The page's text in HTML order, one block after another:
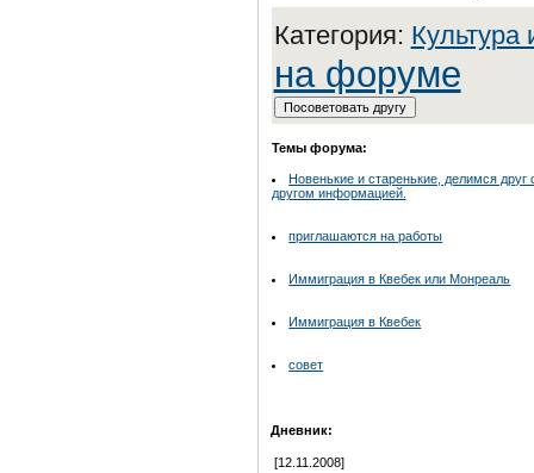
Категория: Культура
на форуме
Темы форума:
Новенькие и старенькие, делимся друг
другом информацией.
приглашаются на работы
Иммиграция в Квебек или Монреаль
Иммиграция в Квебек
совет
Дневник:
[12.11.2008]